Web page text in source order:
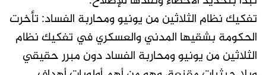
تفكيك نظام الثلاثين من يونيو ومحاربة الفساد: تأخرت
الحكومة بشقيها المدني والعسكري في تفكيك نظام
الثلاثين من يونيو ومحاربة الفساد دون مبرر حقيقي